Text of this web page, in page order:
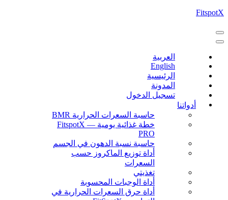
FitspotX
العربية
English
الرئيسية
المدونة
تسجيل الدخول
أدواتنا
حاسبة السعرات الحرارية BMR
خطة غذائية يومية — FitspotX
PRO
حاسبة نسبة الدهون في الجسم
أداة توزيع الماكروز حسب
السعرات
تغذيتي
أداة الوجبات المحسوبة
أداة حرق السعرات الحرارية في